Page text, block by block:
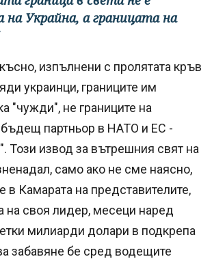
на Украйна, а границата на
изпълнени с пролятата кръв
украинци, границите им
"чужди", не границите на
партньор в НАТО и ЕС -
Този извод за вътрешния свят на
само ако не сме наясно,
в Камарата на представителите,
на своя лидер, месеци наред
милиарди долари в подкрепа
забавяне бе сред водещите